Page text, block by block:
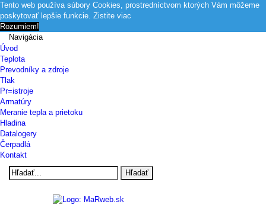
Tento web používa súbory Cookies, prostredníctvom ktorých Vám môžeme
poskytovať lepšie funkcie. Zistite viac
Rozumiem!
Navigácia
Úvod
Teplota
Prevodníky a zdroje
Tlak
Pr=istroje
Armatúry
Meranie tepla a prietoku
Hladina
Datalogery
Čerpadlá
Kontakt
Hľadať